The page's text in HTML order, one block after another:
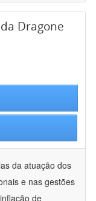
Dragone
da atuação dos
e nas gestões
de